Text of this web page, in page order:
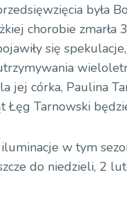
była
chorobie zmarła
się
jej córka, Paulina
Łęg Tarnowski
w tym
do niedzieli, 2